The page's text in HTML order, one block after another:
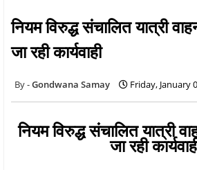
नियम विरुद्ध संचालित यात्री
जा रही कार्यवाही
Gondwana Samay Friday, January
नियम विरुद्ध संचालित यात्री
जा रही